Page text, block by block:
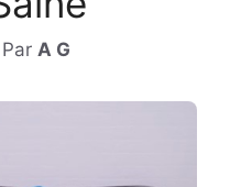
Par A G